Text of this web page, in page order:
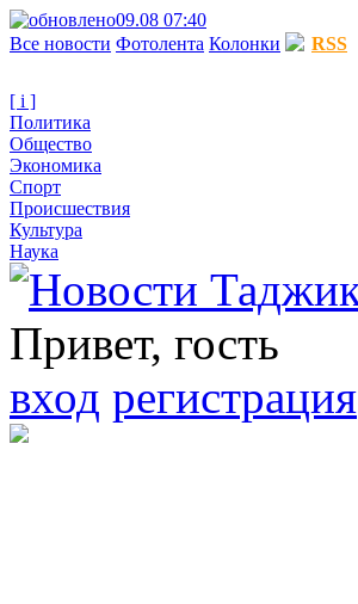
09.08 07:40
Все новости Фотолента Колонки RSS
[ i ]
Политика
Общество
Экономика
Спорт
Происшествия
Культура
Наука
Привет, гость
вход регистрация